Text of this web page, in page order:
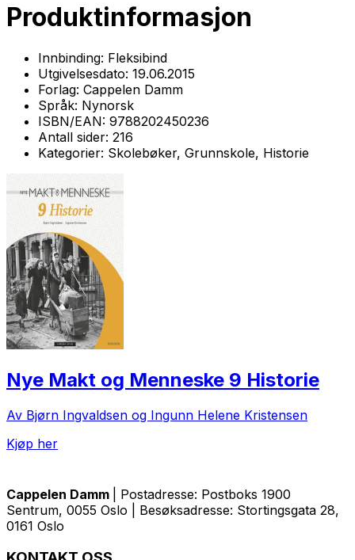
Produktinformasjon
Innbinding: Fleksibind
Utgivelsesdato: 19.06.2015
Forlag: Cappelen Damm
Språk: Nynorsk
ISBN/EAN: 9788202450236
Antall sider: 216
Kategorier: Skolebøker, Grunnskole, Historie
Nye Makt og Menneske 9 Historie
Av Bjørn Ingvaldsen og Ingunn Helene Kristensen
Kjøp her
Cappelen Damm
| Postadresse: Postboks 1900
Sentrum, 0055 Oslo | Besøksadresse: Stortingsgata 28,
0161 Oslo